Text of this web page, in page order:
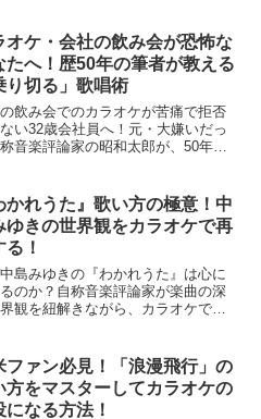
で、パワフルな歌声で周囲を圧倒
んか？
オケ・会社の飲み会が恐怖な
たへ！歴50年の筆者が教える
り切る」歌唱術
飲み会でのカラオケが苦痛で拒否
い32歳会社員へ！元・大嫌いだっ
音楽評論家の昭和太郎が、50年の
誰でも実践できる選曲術や盛り上げ
ザを大公開！
かれうた』歌い方の極意！中
ゆきの世界観をカラオケで再
！
島みゆきの『わかれうた』は心に
のか？自称音楽評論家が楽曲の深
観を紐解きながら、カラオケで聴
きり、部屋の空気を一変させるた
現力が身につきます。
ファン必見！「浪漫飛行」の
方をマスターしてカラオケの
になる方法！